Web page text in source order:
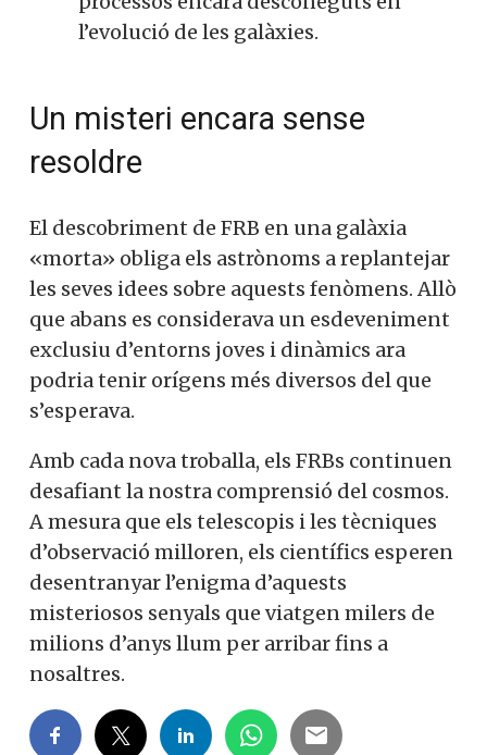
l’evolució de les galàxies.
Un misteri encara sense
resoldre
El descobriment de FRB en una galàxia
«morta» obliga els astrònoms a replantejar
les seves idees sobre aquests fenòmens. Allò
que abans es considerava un esdeveniment
exclusiu d’entorns joves i dinàmics ara
podria tenir orígens més diversos del que
s’esperava.
Amb cada nova troballa, els FRBs continuen
desafiant la nostra comprensió del cosmos.
A mesura que els telescopis i les tècniques
d’observació milloren, els científics esperen
desentranyar l’enigma d’aquests
misteriosos senyals que viatgen milers de
milions d’anys llum per arribar fins a
nosaltres.